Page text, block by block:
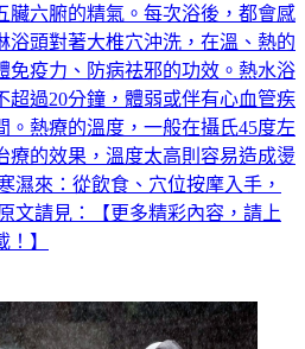
臟六腑的精氣。每次浴後，都會感
浴頭對著大椎穴沖洗，在溫、熱的
免疫力、防病祛邪的功效。熱水浴
超過20分鐘，體弱或伴有心血管疾
。熱療的溫度，一般在攝氏45度左
療的效果，溫度太高則容易造成燙
來：從飲食、穴位按摩入手，
文請見：【更多精彩內容，請上
】